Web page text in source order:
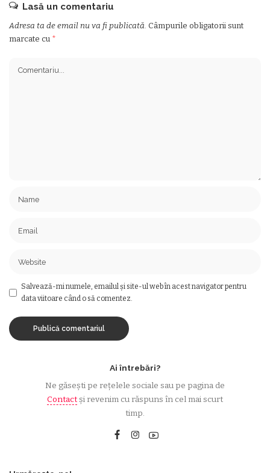
Lasă un comentariu
Adresa ta de email nu va fi publicată. Câmpurile obligatorii sunt
marcate cu *
Salvează-mi numele, emailul și site-ul web în acest navigator pentru
data viitoare când o să comentez.
Ai întrebări?
Ne găsești pe rețelele sociale sau pe pagina de
Contactși revenim cu răspuns în cel mai scurt
timp.